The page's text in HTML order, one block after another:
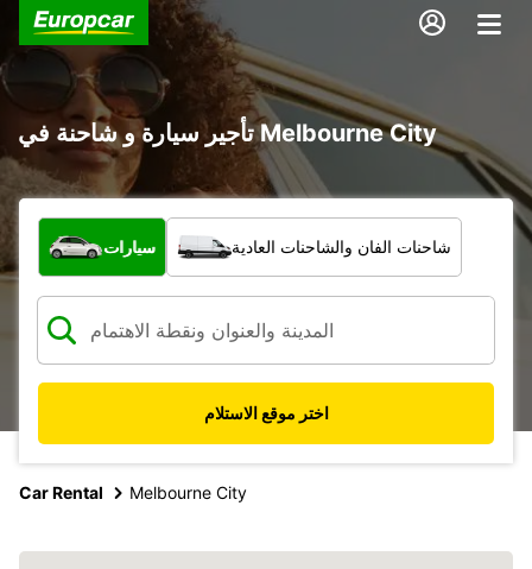
تأجير سيارة و شاحنة في Melbourne City
ما نوع المركبة؟
سيارات شاحنات الفان والشاحنات العادية
اختر موقع الاستلام
Car Rental Melbourne City